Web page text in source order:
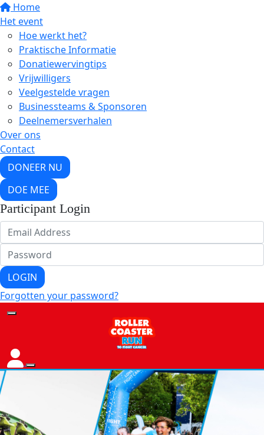
Home
Het event
Hoe werkt het?
Praktische Informatie
Donatiewervingtips
Vrijwilligers
Veelgestelde vragen
Businessteams & Sponsoren
Deelnemersverhalen
Over ons
Contact
DONEER NU
DOE MEE
Participant Login
LOGIN
Forgotten your password?